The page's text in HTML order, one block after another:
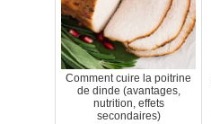
Comment cuire la poitrine
de dinde (avantages,
nutrition, effets
secondaires)